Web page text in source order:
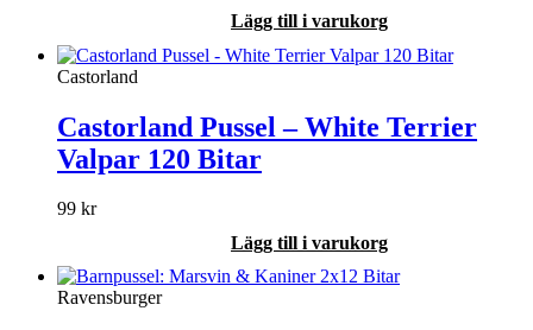
Lägg till i varukorg
Castorland
Castorland Pussel – White Terrier
Valpar 120 Bitar
99 kr
Lägg till i varukorg
Ravensburger